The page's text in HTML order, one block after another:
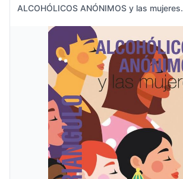
ALCOHÓLICOS ANÓNIMOS y las mujeres.